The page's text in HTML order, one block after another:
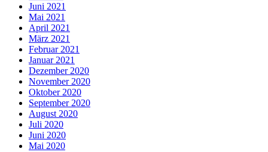
Juni 2021
Mai 2021
April 2021
März 2021
Februar 2021
Januar 2021
Dezember 2020
November 2020
Oktober 2020
September 2020
August 2020
Juli 2020
Juni 2020
Mai 2020